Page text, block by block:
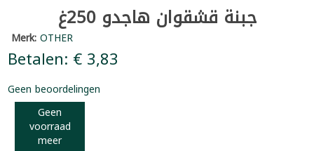
جبنة قشقوان هاجدو 250غ
Merk:OTHER
Betalen: € 3,83
Geen beoordelingen
Geen
voorraad
meer